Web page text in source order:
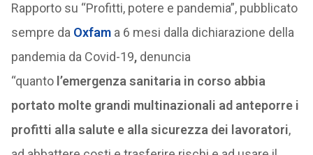
Rapporto su “Profitti, potere e pandemia”, pubblicato
sempre da Oxfama 6 mesi dalla dichiarazione della
pandemia da Covid-19, denuncia
“quanto l’emergenza sanitaria in corso abbia
portato molte grandi multinazionali ad anteporre i
profitti alla salute e alla sicurezza dei lavoratori,